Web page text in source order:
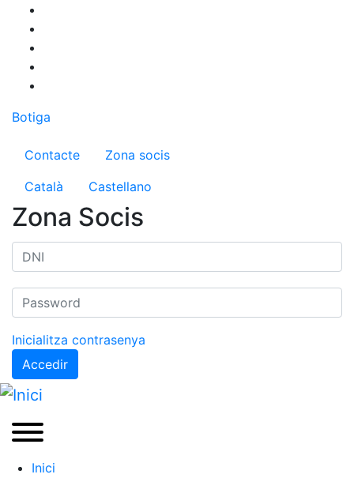
contingut
Botiga
Menú del compte d'usuari
Contacte
Zona socis
Català
Castellano
Zona Socis
Inicialitza contrasenya
Accedir
Inici